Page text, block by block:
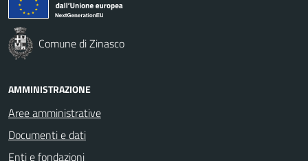
Comune di Zinasco
AMMINISTRAZIONE
Aree amministrative
Documenti e dati
Enti e fondazioni